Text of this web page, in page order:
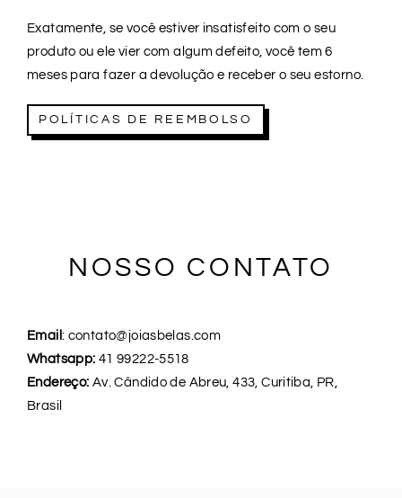
Exatamente, se você estiver insatisfeito com o seu
produto ou ele vier com algum defeito, você tem 6
meses para fazer a devolução e receber o seu estorno.
POLÍTICAS DE REEMBOLSO
NOSSO CONTATO
Email : contato@joiasbelas.com
Whatsapp: 41 99222-5518
Endereço: Av. Cândido de Abreu, 433, Curitiba, PR,
Brasil